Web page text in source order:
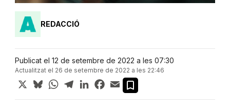
REDACCIÓ
Publicat el 12 de setembre de 2022 a les 07:30
Actualitzat el 26 de setembre de 2022 a les 22:46
X BlueskyWhatsApp
TelegramLinkedInFacebook
Email